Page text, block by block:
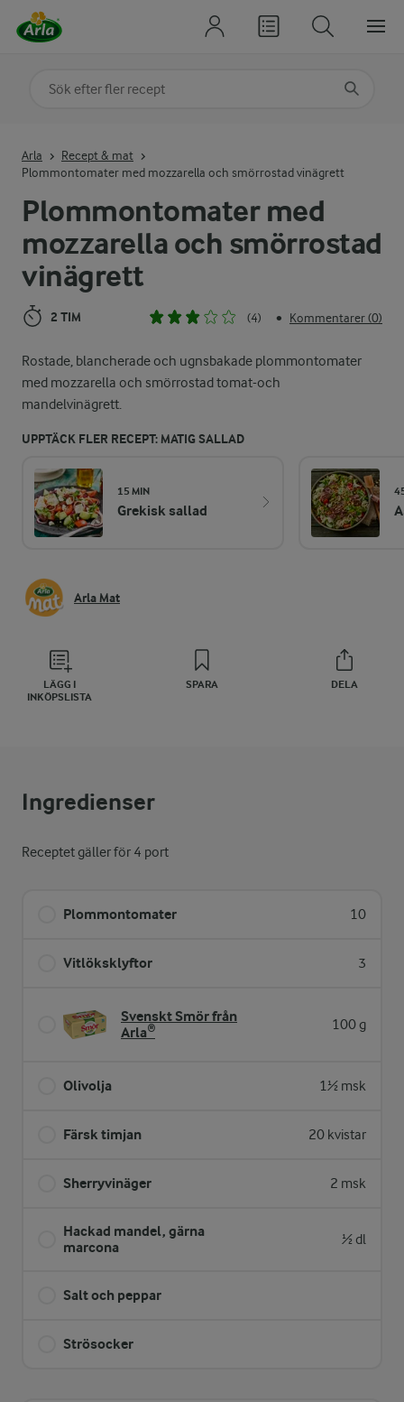
Plommontomater med
mozzarella och smörrostad
vinägrett
2 TIM (4) • Kommentarer (0)
Rostade, blancherade och ugnsbakade plommontomater
med mozzarella och smörrostad tomat-och
mandelvinägrett.
UPPTÄCK FLER RECEPT: MATIG SALLAD
15 MIN
Grekisk sallad
Arla Mat
LÄGG I
INKÖPSLISTA
SPARA DELA
Arla
Recept & mat
Plommontomater med mozzarella och smörrostad vinägrett
Ingredienser
Receptet gäller för 4 port
Plommontomater 10
Vitlöksklyftor 3
Svenskt Smör från
Arla®
100 g
Olivolja 1½ msk
Färsk timjan 20 kvistar
Sherryvinäger 2 msk
Hackad mandel, gärna
marcona
½ dl
Salt och peppar
Strösocker
Sök på kategori eller ingrediens